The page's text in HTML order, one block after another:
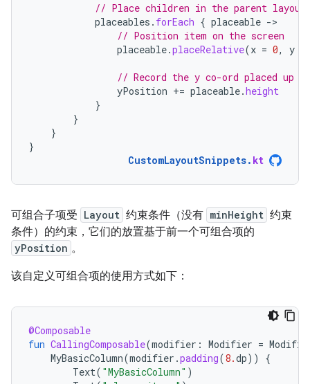
// Place children in the parent layout
placeables . forEach { placeable -
// Position item on the screen
placeable.placeRelative(x = 0, y
// Record the y co-ord placed up to
yPosition += placeable.height
}
}
}
}
CustomLayoutSnippets. kt
可组合子项受 Layout 约束条件（没有 minHeight 约束
条件）的约束，它们的放置基于前一个可组合项的
yPosition 。
该自定义可组合项的使用方式如下：
@Composable
fun CallingComposable(modifier : Modifier =
MyBasicColumn(modifier .padding(8.dp))
{
Text( "MyBasicColumn" )